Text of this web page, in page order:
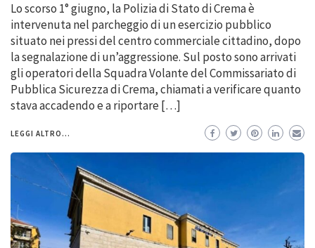
Lo scorso 1° giugno, la Polizia di Stato di Crema è
intervenuta nel parcheggio di un esercizio pubblico
situato nei pressi del centro commerciale cittadino, dopo
la segnalazione di un’aggressione. Sul posto sono arrivati
gli operatori della Squadra Volante del Commissariato di
Pubblica Sicurezza di Crema, chiamati a verificare quanto
stava accadendo e a riportare […]
LEGGI ALTRO...